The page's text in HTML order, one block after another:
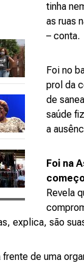
tinha
as ruas
– conta.
Foi no
prol da
de
saúde
a
Foi na
Revela
explica, são
frente de uma